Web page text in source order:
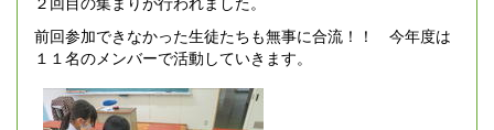
前回参加できなかった生徒たちも無事に合流！！ 今年度は
１１名のメンバーで活動していきます。